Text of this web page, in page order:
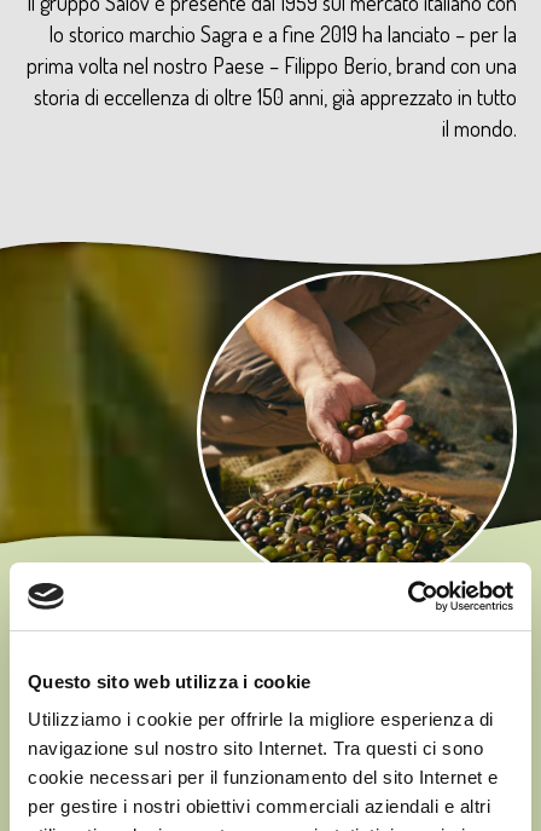
Questo sito web utilizza i cookie
Utilizziamo i cookie per offrirle la migliore esperienza di
navigazione sul nostro sito Internet. Tra questi ci sono
cookie necessari per il funzionamento del sito Internet e
per gestire i nostri obiettivi commerciali aziendali e altri
lo storico marchio Sagra e a fine 2019 ha lanciato – per la
prima volta nel nostro Paese – Filippo Berio, brand con una
storia di eccellenza di oltre 150 anni, già apprezzato in tutto
il mondo.
I NOSTRI VALORI
Mettere in tutto quello che facciamo la stessa passione che
più di 150 anni faanimava il “pioniere” Filippo Berio, con
coerenza, rigore e qualità: sono questi i cardini su cui Salov
ha costruito la propria storia e che ancora oggi ci ispirano
ogni giorno.